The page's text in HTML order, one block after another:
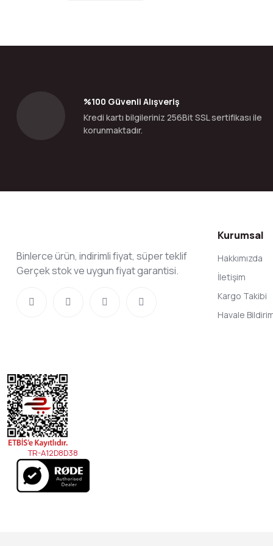
Ürün açıklamasında eksik bilgiler bulunuyor.
Bu ürüne benzer farklı alternatifler olmalı.
%100 Güvenli Alışveriş
Kredi kartı bilgileriniz 256Bit SSL sertifikası ile
korunmaktadır.
Binlerce ürün, indirimli fiyat, süper teklif
Gerçek stok ve uygun fiyat garantisi.
Kurumsal
Hakkımızda
İletişim
Kargo Takibi
Havale
TR-A12D8D38